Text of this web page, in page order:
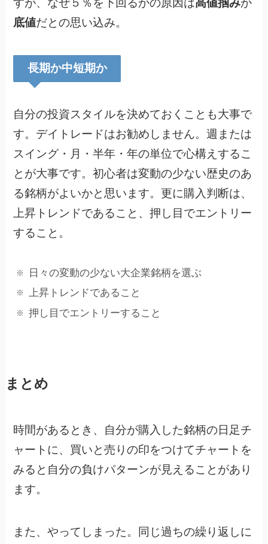
すが、なぜ５％を下回るかの原因は高値掴みか
底値だとの思い込み。
長期か中短期か
自分の投資スタイルを決めておくことも大事で
す。デイトレードはお勧めしません。週または
スイング・月・半年・年の単位で心構えするこ
とが大事です。初心者は変動の少ない歴史のあ
る銘柄がよいかと思います。更に購入判断は、
上昇トレンドであること、押し目でエントリー
すること。
日々の変動の少ない大企業銘柄を選ぶ
上昇トレンドであること
押し目でエントリーすること
まとめ
時間があるとき、自分が購入した銘柄の日足チ
ャートに、買いと売りの印をつけてチャートを
みると自分の負けパターンが見えることがあり
ます。
また、やってしまった。同じ過ちの繰り返しに